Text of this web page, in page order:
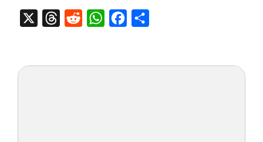
ThreadsRedditWhatsAppFacebook